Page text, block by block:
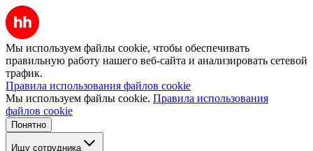
Мы используем файлы cookie, чтобы обеспечивать
правильную работу нашего веб-сайта и анализировать сетевой
трафик.
Правила использования файлов cookie
Мы используем файлы cookie. Правила использования
файлов cookie
Понятно
Ищу сотрудника